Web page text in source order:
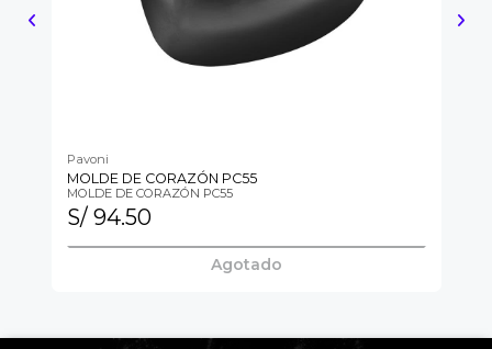
Pavoni
MOLDE DE CORAZÓN PC55
MOLDE DE CORAZÓN PC55
S/ 94.50
Agotado